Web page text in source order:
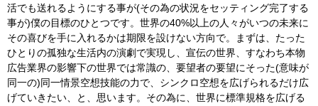
活でも送れるようにする事が(その為の状況をセッティング完了する
事が)僕の目標のひとつです。世界の40%以上の人々がいつの未来に
その喜びを手に入れるかは期限を設けない方向で。まずは、たった
ひとりの孤独な生活内の演劇で実現し、宣伝の世界、すなわち本物
広告業界の影響下の世界では常識の、要望者の要望にそった(意味が
同一の)同一情景空想技能の力で、シンクロ空想を広げられるだけ広
げていきたい、と、思います。その為に、世界に標準規格を広げる